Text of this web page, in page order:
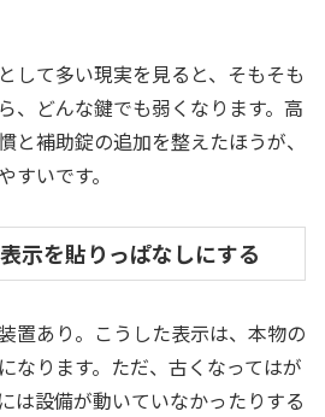
して多い現実を見ると、そもそも
、どんな鍵でも弱くなります。高
と補助錠の追加を整えたほうが、
すいです。
示を貼りっぱなしにする
置あり。こうした表示は、本物の
なります。ただ、古くなってはが
は設備が動いていなかったりする